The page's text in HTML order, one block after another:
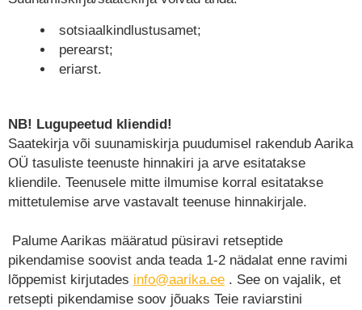
Teenused
sotsiaalkindlustusamet;
perearst;
eriarst.
NB! Lugupeetud kliendid!
Saatekirja või suunamiskirja puudumisel rakendub Aarika
OÜ tasuliste teenuste hinnakiri ja arve esitatakse
kliendile. Teenusele mitte ilmumise korral esitatakse
mittetulemise arve vastavalt teenuse hinnakirjale.
Palume Aarikas määratud püsiravi retseptide
pikendamise soovist anda teada 1-2 nädalat enne ravimi
lõppemist kirjutades info@aarika.ee . See on vajalik, et
retsepti pikendamise soov jõuaks Teie raviarstini